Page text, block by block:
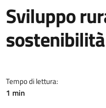
Sviluppo
Tempo di lettura:
1 min